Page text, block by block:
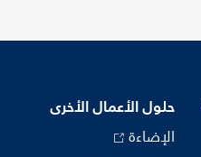
حلول الأعمال الأخرى
الإضاءة